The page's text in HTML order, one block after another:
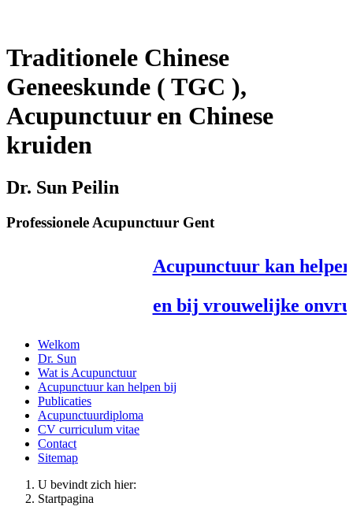
Traditionele Chinese
Geneeskunde ( TGC ),
Acupunctuur en Chinese
kruiden
Dr. Sun Peilin
Professionele Acupunctuur Gent
Acupunctuur kan
Klik hier voor extra
en bij vrouwelijke
Welkom
Dr. Sun
Wat is Acupunctuur
Acupunctuur kan helpen bij
Publicaties
Acupunctuurdiploma
CV curriculum vitae
Contact
Sitemap
U bevindt zich hier:
Startpagina